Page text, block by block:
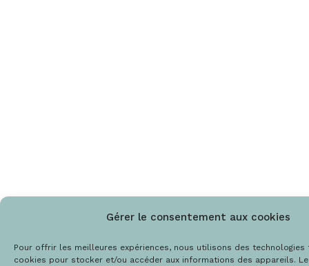
Gérer le consentement aux cookies
Pour offrir les meilleures expériences, nous utilisons des
cookies pour stocker et/ou accéder aux informations des appareils.